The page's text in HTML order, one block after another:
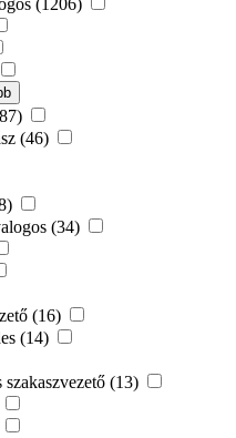
(1206)
(46)
(34)
(16)
(14)
szakaszvezető (13)